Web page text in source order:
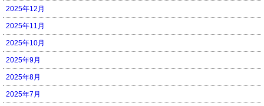
2025年12月
2025年11月
2025年10月
2025年9月
2025年8月
2025年7月